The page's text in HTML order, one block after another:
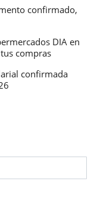
confirmado,
DIA en
compras
confirmada